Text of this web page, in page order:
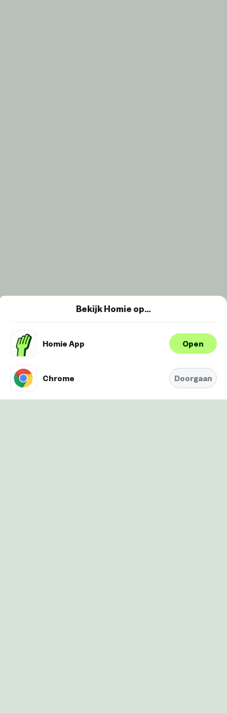
Bekijk Homie op…
Homie App Open
Chrome Doorgaan
Wij maken gebruik van cookies om je
personaliseren. Bekijk
Cookie-Policy.
Oké